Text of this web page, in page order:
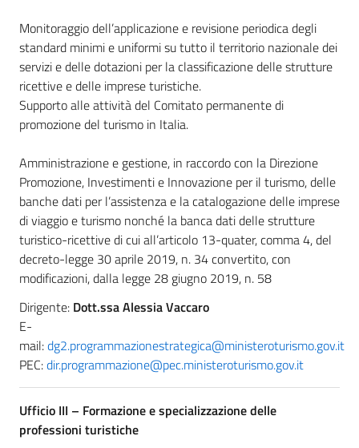
Monitoraggio dell’applicazione e revisione periodica degli
standard minimi e uniformi su tutto il territorio nazionale dei
servizi e delle dotazioni per la classificazione delle strutture
ricettive e delle imprese turistiche.
Supporto alle attività del Comitato permanente di
promozione del turismo in Italia.
Amministrazione e gestione, in raccordo con la Direzione
Promozione, Investimenti e Innovazione per il turismo, delle
banche dati per l’assistenza e la catalogazione delle imprese
di viaggio e turismo nonché la banca dati delle strutture
turistico-ricettive di cui all’articolo 13-quater, comma 4, del
decreto-legge 30 aprile 2019, n. 34 convertito, con
modificazioni, dalla legge 28 giugno 2019, n. 58
Dirigente: Dott.ssa Alessia Vaccaro
E-
mail:dg2.programmazionestrategica@ministeroturismo.gov.it
PEC:dir.programmazione@pec.ministeroturismo.gov.it
Ufficio III – Formazione e specializzazione delle
professioni turistiche